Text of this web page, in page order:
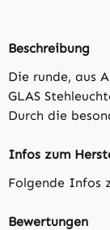
Beschreibung
Die runde, aus
GLAS
Durch die
Infos zum
Folgende Infos
Bewertungen